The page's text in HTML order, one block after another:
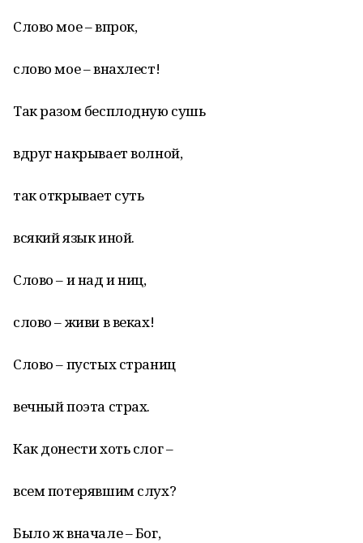
Слово мое – впрок,
слово мое – внахлест!
Так разом бесплодную сушь
вдруг накрывает волной,
так открывает суть
всякий язык иной.
Слово – и над и ниц,
слово – живи в веках!
Слово – пустых страниц
вечный поэта страх.
Как донести хоть слог –
всем потерявшим слух?
Было ж вначале – Бог,